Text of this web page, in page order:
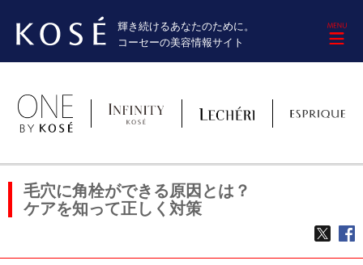
輝き続けるあなたのために。
コーセーの美容情報サイト
毛穴に角栓ができる原因とは？
ケアを知って正しく対策